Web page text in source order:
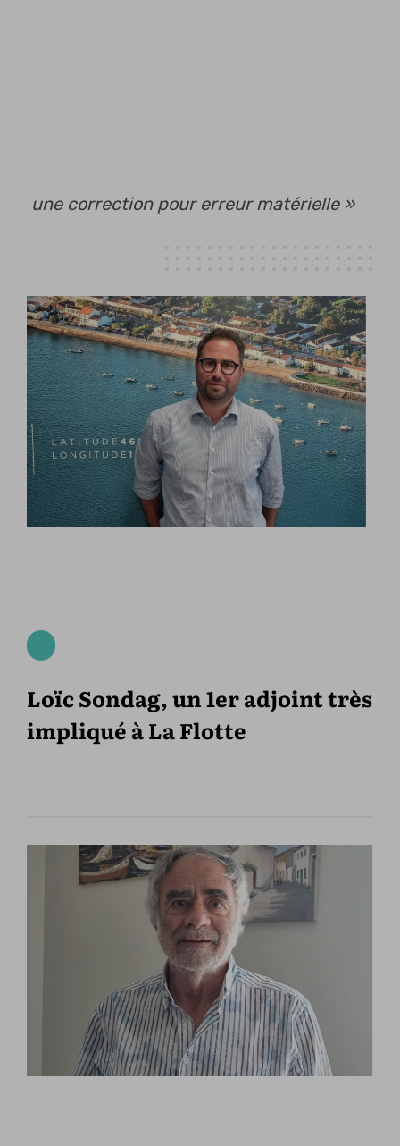
une correction pour erreur matérielle »
Loïc Sondag, un 1er adjoint très
impliqué à La Flotte